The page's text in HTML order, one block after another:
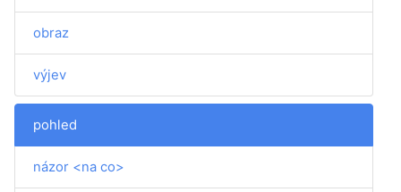
obraz
výjev
pohled
názor <na co>